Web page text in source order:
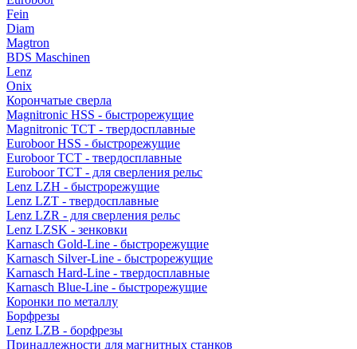
Fein
Diam
Magtron
BDS Maschinen
Lenz
Onix
Корончатые сверла
Magnitronic HSS - быстрорежущие
Magnitronic TCT - твердосплавные
Euroboor HSS - быстрорежущие
Euroboor TCT - твердосплавные
Euroboor TCT - для сверления рельс
Lenz LZH - быстрорежущие
Lenz LZT - твердосплавные
Lenz LZR - для сверления рельс
Lenz LZSK - зенковки
Karnasch Gold-Line - быстрорежущие
Karnasch Silver-Line - быстрорежущие
Karnasch Hard-Line - твердосплавные
Karnasch Blue-Line - быстрорежущие
Коронки по металлу
Борфрезы
Lenz LZB - борфрезы
Принадлежности для магнитных станков